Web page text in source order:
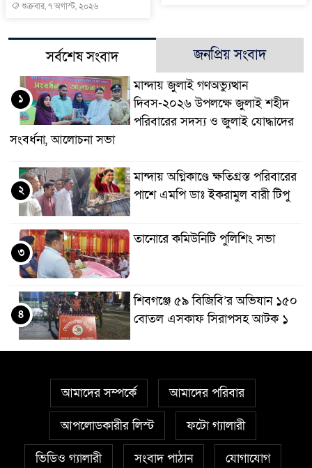
শুক্রবার, ৭ অগাস্ট, ২০২৬
সর্বশেষ সংবাদ জনপ্রিয় সংবাদ
মান্দায় জুলাই গণঅভ্যুত্থান
দিবস-২০২৬ উপলক্ষে জুলাই শহীদ
পরিবারের সদস্য ও জুলাই যোদ্ধাদের
সংবর্ধনা, আলোচনা সভা
১
মান্দায় অগ্নিকাণ্ডে ক্ষতিগ্রস্ত পরিবারের
পাশে এমপি ডাঃ ইকরামুল বারী টিপু
২
তানোরে কমিউনিটি পুলিশিং সভা
৩
শিবগঞ্জে ৫৯ বিজিবি’র অভিযান ১৫০
বোতল এসকাফ সিরাপসহ আটক ১
৪
কলেজে পরিচ্ছন্নতা অভিযান
শিবগঞ্জ সীমান্তে ৫৯ বিজিবি’র
অভিযানে মাদকদ্রব্য জব্দ
আমাদের সম্পর্কে আমাদের পরিবার
আপলোডকারীর লিস্ট ফটো গ্যালারী
ভিডিও গ্যালারী সংবাদ পাঠান যোগাযোগ